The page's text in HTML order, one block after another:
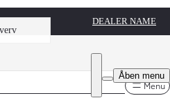
DEALER NAME
Åben menu
Menu